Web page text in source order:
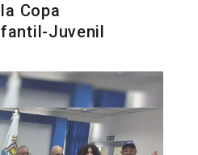
Copa
Juvenil